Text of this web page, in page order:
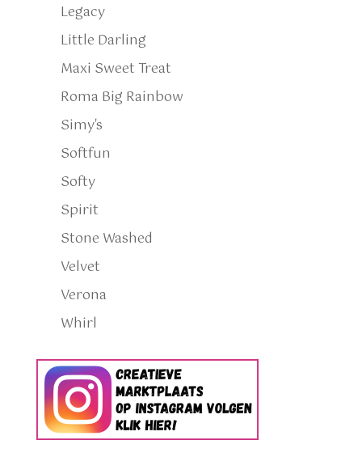
Legacy
Little Darling
Maxi Sweet Treat
Roma Big Rainbow
Simy's
Softfun
Softy
Spirit
Stone Washed
Velvet
Verona
Whirl